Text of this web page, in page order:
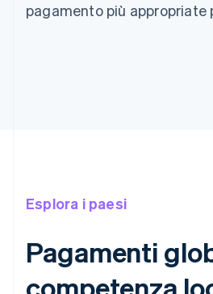
pagamento più appropriate
Esplora i paesi
Pagamenti